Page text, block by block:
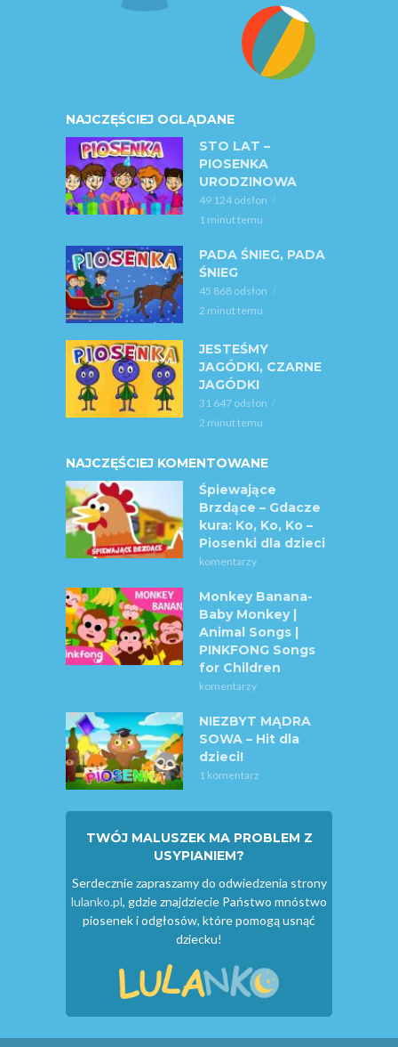
NAJCZĘŚCIEJ OGLĄDANE
STO LAT –
PIOSENKA
URODZINOWA
49 124 odsłon
1 minut temu
PADA ŚNIEG, PADA
ŚNIEG
45 868 odsłon
2 minut temu
JESTEŚMY
JAGÓDKI, CZARNE
JAGÓDKI
31 647 odsłon
2 minut temu
NAJCZĘŚCIEJ KOMENTOWANE
Śpiewające
Brzdące – Gdacze
kura: Ko, Ko, Ko –
Piosenki dla dzieci
komentarzy
Monkey Banana-
Baby Monkey |
Animal Songs |
PINKFONG Songs
for Children
komentarzy
NIEZBYT MĄDRA
SOWA – Hit dla
dzieci!
1 komentarz
TWÓJ MALUSZEK MA PROBLEM Z
USYPIANIEM?
Serdecznie zapraszamy do odwiedzenia strony
lulanko.pl, gdzie znajdziecie Państwo mnóstwo
piosenek i odgłosów, które pomogą usnąć
dziecku!